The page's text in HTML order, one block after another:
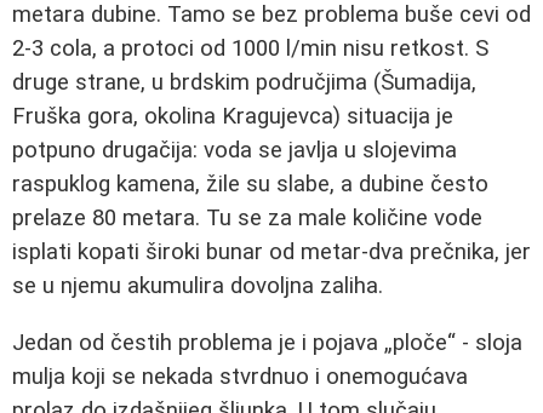
metara dubine. Tamo se bez problema buše cevi od
2-3 cola, a protoci od 1000 l/min nisu retkost. S
druge strane, u brdskim područjima (Šumadija,
Fruška gora, okolina Kragujevca) situacija je
potpuno drugačija: voda se javlja u slojevima
raspuklog kamena, žile su slabe, a dubine često
prelaze 80 metara. Tu se za male količine vode
isplati kopati široki bunar od metar-dva prečnika, jer
se u njemu akumulira dovoljna zaliha.
Jedan od čestih problema je i pojava „ploče“ - sloja
mulja koji se nekada stvrdnuo i onemogućava